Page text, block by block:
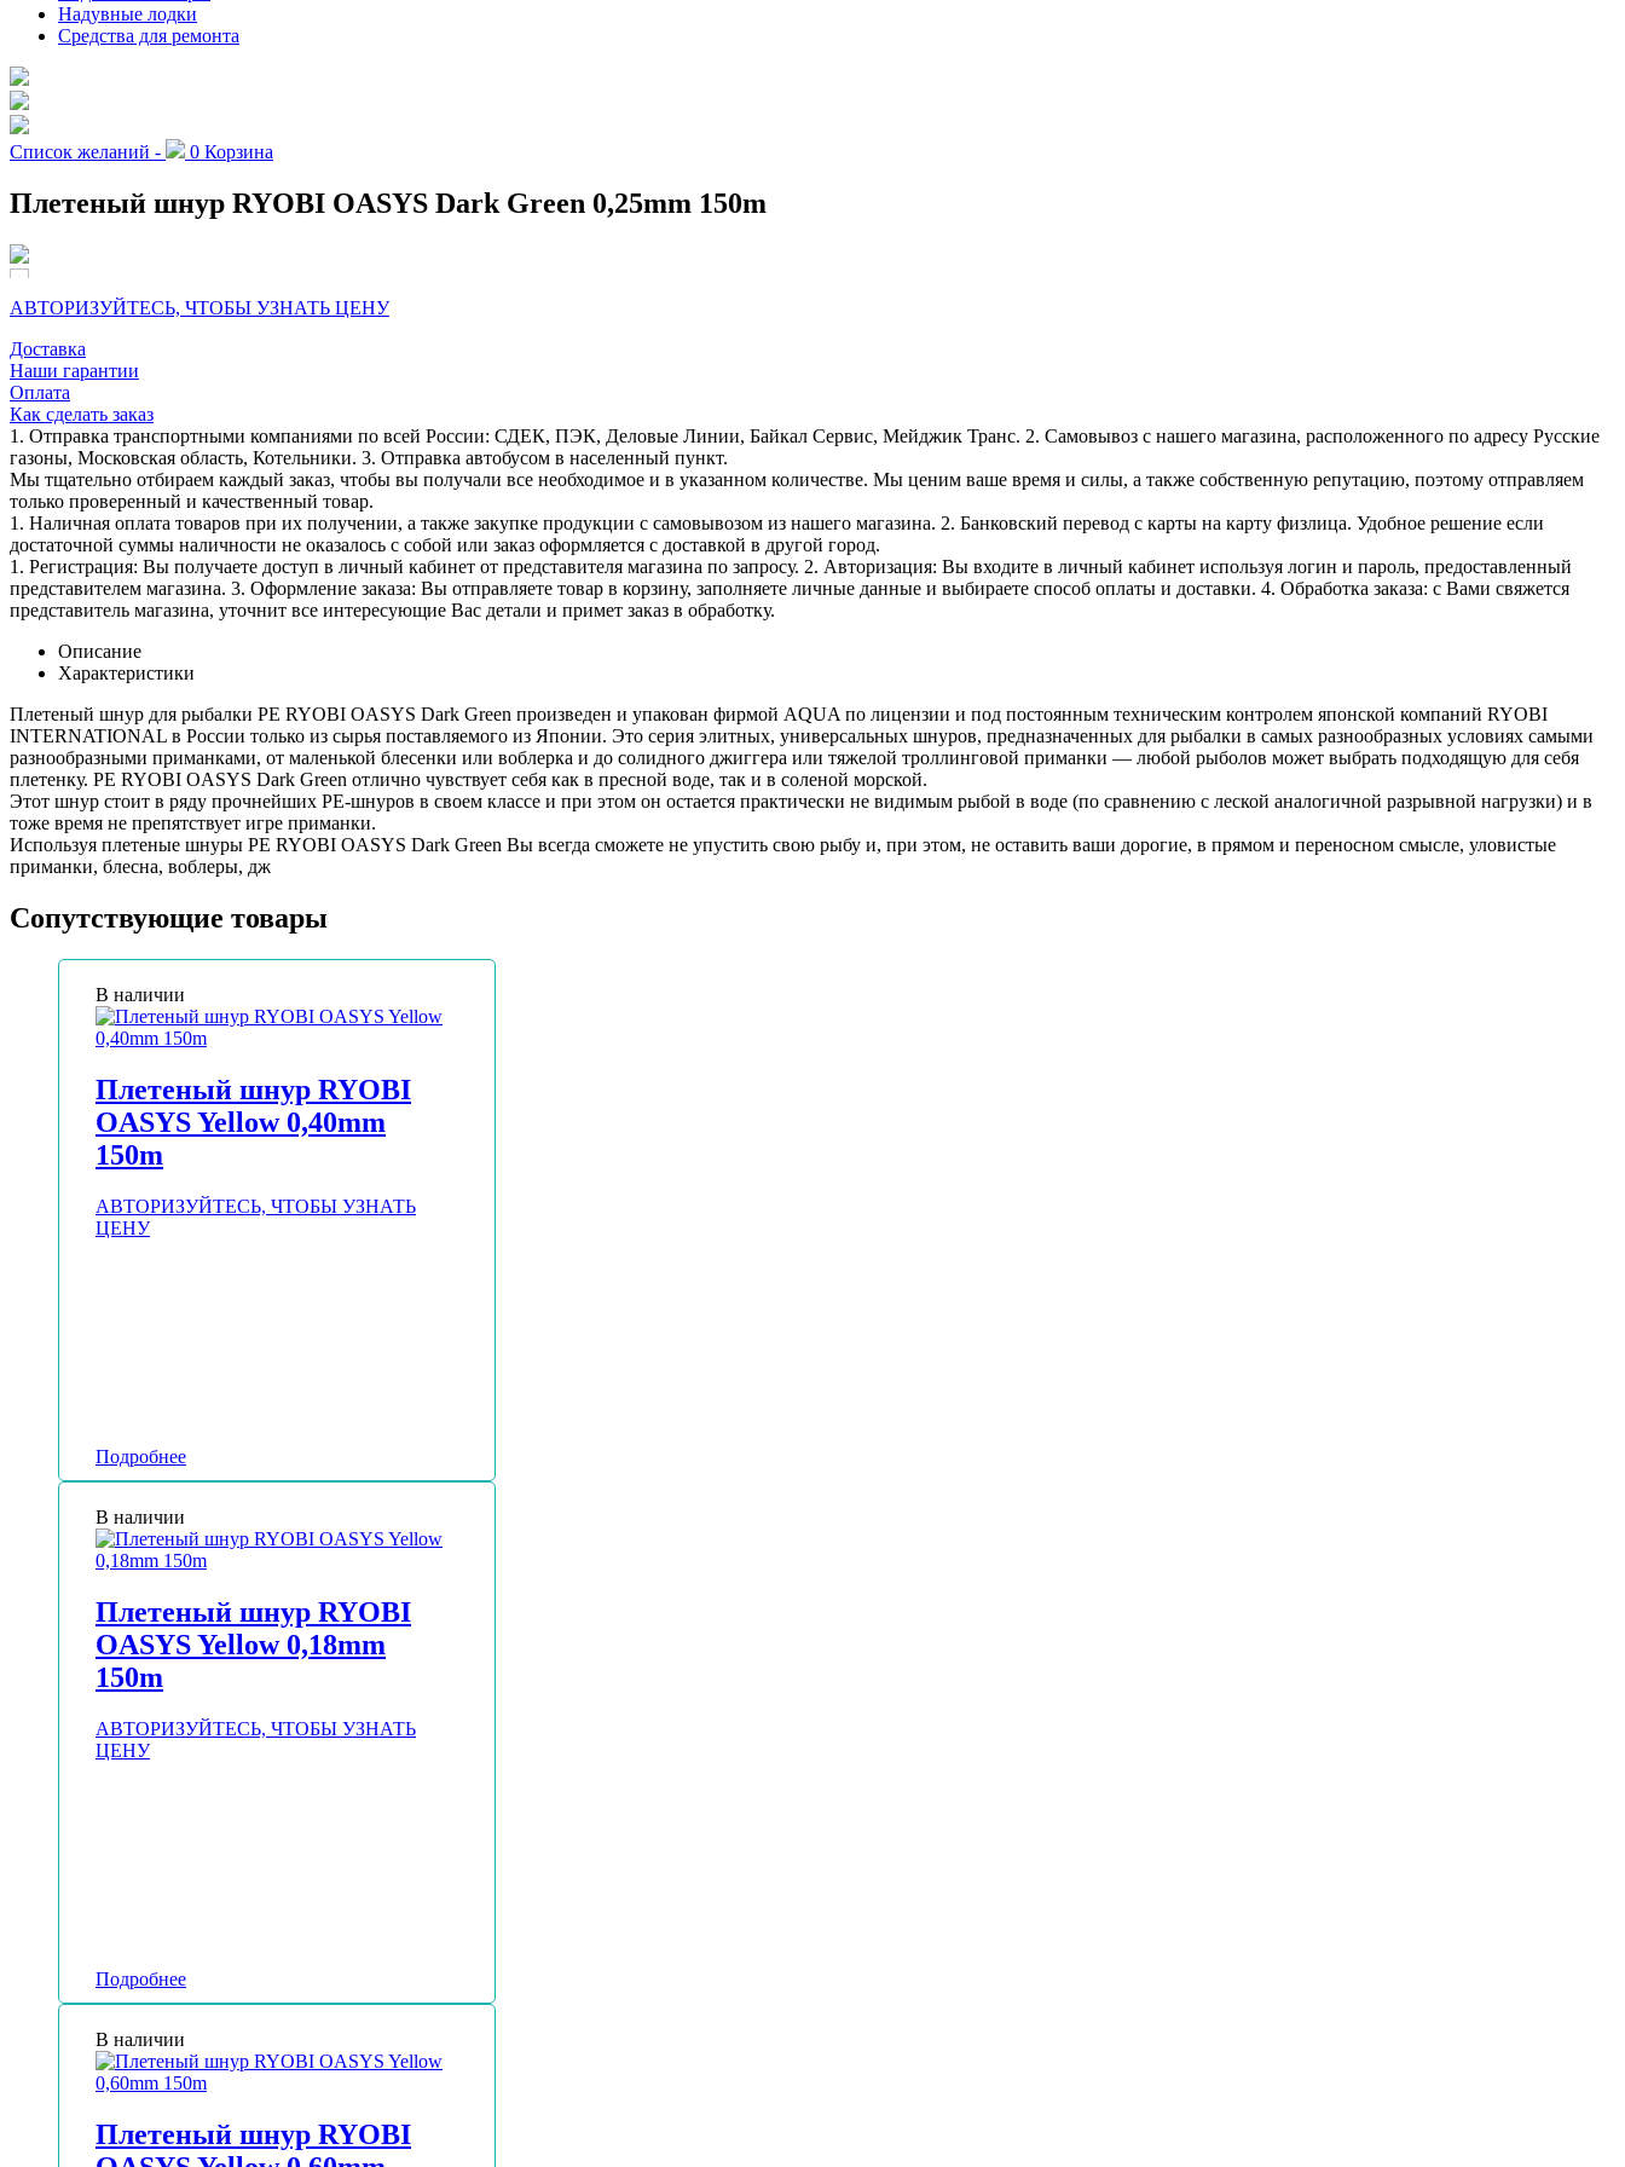
Надувные лодки
Средства для ремонта
Список желаний - 0 Корзина
Плетеный шнур RYOBI OASYS Dark Green 0,25mm 150m
АВТОРИЗУЙТЕСЬ, ЧТОБЫ УЗНАТЬ ЦЕНУ
Доставка
Наши гарантии
Оплата
Как сделать заказ
1. Отправка транспортными компаниями по всей России: СДЕК, ПЭК, Деловые Линии, Байкал Сервис, Мейджик Транс. 2. Самовывоз с нашего магазина, расположенного по адресу Русские
газоны, Московская область, Котельники. 3. Отправка автобусом в населенный пункт.
Мы тщательно отбираем каждый заказ, чтобы вы получали все необходимое и в указанном количестве. Мы ценим ваше время и силы, а также собственную репутацию, поэтому отправляем
только проверенный и качественный товар.
1. Наличная оплата товаров при их получении, а также закупке продукции с самовывозом из нашего магазина. 2. Банковский перевод с карты на карту физлица. Удобное решение если
достаточной суммы наличности не оказалось с собой или заказ оформляется с доставкой в другой город.
1. Регистрация: Вы получаете доступ в личный кабинет от представителя магазина по запросу. 2. Авторизация: Вы входите в личный кабинет используя логин и пароль, предоставленный
представителем магазина. 3. Оформление заказа: Вы отправляете товар в корзину, заполняете личные данные и выбираете способ оплаты и доставки. 4. Обработка заказа: с Вами свяжется
представитель магазина, уточнит все интересующие Вас детали и примет заказ в обработку.
Описание
Характеристики
Плетеный шнур для рыбалки PE RYOBI OASYS Dark Green произведен и упакован фирмой AQUA по лицензии и под постоянным техническим контролем японской компаний RYOBI
INTERNATIONAL в России только из сырья поставляемого из Японии. Это серия элитных, универсальных шнуров, предназначенных для рыбалки в самых разнообразных условиях самыми
разнообразными приманками, от маленькой блесенки или воблерка и до солидного джиггера или тяжелой троллинговой приманки — любой рыболов может выбрать подходящую для себя
плетенку. PE RYOBI OASYS Dark Green отлично чувствует себя как в пресной воде, так и в соленой морской.
Этот шнур стоит в ряду прочнейших PE-шнуров в своем классе и при этом он остается практически не видимым рыбой в воде (по сравнению с леской аналогичной разрывной нагрузки) и в
тоже время не препятствует игре приманки.
Используя плетеные шнуры PE RYOBI OASYS Dark Green Вы всегда сможете не упустить свою рыбу и, при этом, не оставить ваши дорогие, в прямом и переносном смысле, уловистые
приманки, блесна, воблеры, дж
Сопутствующие товары
В наличии
Плетеный шнур RYOBI
OASYS Yellow 0,40mm
150m
АВТОРИЗУЙТЕСЬ, ЧТОБЫ УЗНАТЬ
ЦЕНУ
Подробнее
В наличии
Плетеный шнур RYOBI
OASYS Yellow 0,18mm
150m
АВТОРИЗУЙТЕСЬ, ЧТОБЫ УЗНАТЬ
ЦЕНУ
Подробнее
В наличии
Плетеный шнур RYOBI